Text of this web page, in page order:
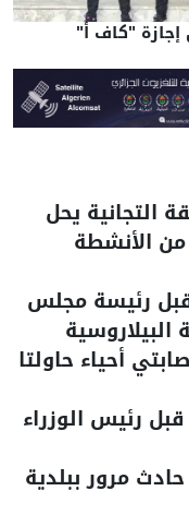
"كاف أ"
التجانية يحل
الأنشطة
رئيسة مجلس
أحياء حاولتا
رئيس الوزراء
في حادث مرور ببلدية